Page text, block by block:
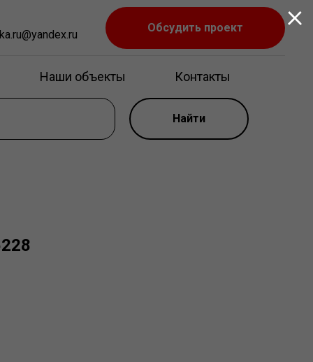
Обсудить проект
Наши объекты Контакты
Найти